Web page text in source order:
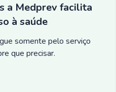
a Medprev facilita
à saúde
somente pelo serviço
que precisar.